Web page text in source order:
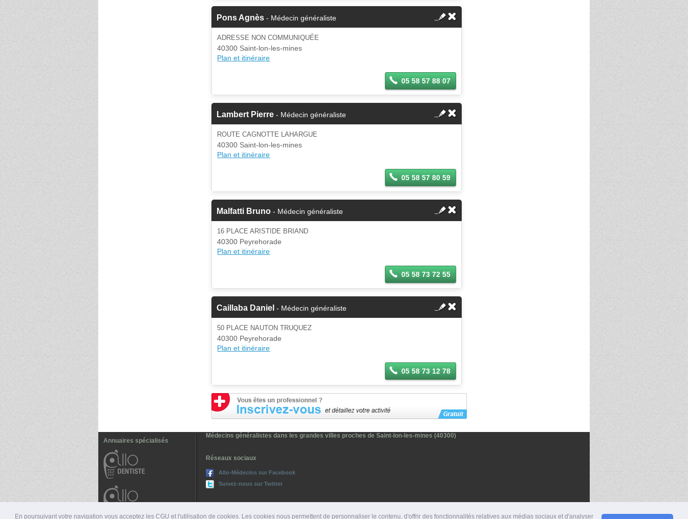
En poursuivant votre navigation vous acceptez les CGU et l'utilisation de cookies. Les cookies nous permettent de personnaliser le contenu, d'offrir des fonctionnalités relatives aux médias sociaux et d'analyser
Pons Agnès - Médecin généraliste
ADRESSE NON COMMUNIQUÉE
40300 Saint-lon-les-mines
Plan et itinéraire
05 58 57 88 07
Lambert Pierre - Médecin généraliste
ROUTE CAGNOTTE LAHARGUE
40300 Saint-lon-les-mines
Plan et itinéraire
05 58 57 80 59
Malfatti Bruno - Médecin généraliste
16 PLACE ARISTIDE BRIAND
40300 Peyrehorade
Plan et itinéraire
05 58 73 72 55
Caillaba Daniel - Médecin généraliste
50 PLACE NAUTON TRUQUEZ
40300 Peyrehorade
Plan et itinéraire
05 58 73 12 78
Annuaires spécialisés
Médecins généralistes dans les grandes villes proches de Saint-lon-les-mines (40300)
Réseaux sociaux
Allo-Médecins sur Facebook
Suivez-nous sur Twitter